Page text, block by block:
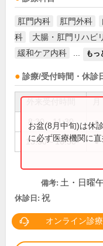
肛門内科 肛門外科
科
大腸・肛門リハビ
緩和ケア内科
もっ
診療/受付時間・休診
8:30～11:30 ●
13:30～16:30 ●
お盆(8月中旬)は休
に必ず医療機関に直
備考: 土・日曜
休診日: 祝
オンライン診療